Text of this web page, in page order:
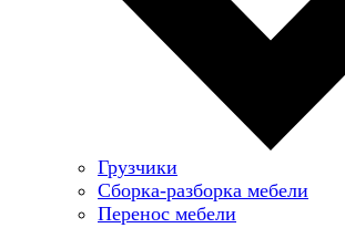
Грузчики
Сборка-разборка мебели
Перенос мебели